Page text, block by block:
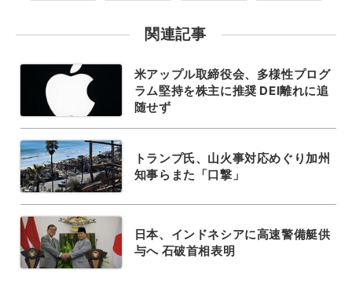
関連記事
米アップル取締役会、多様性プログ
ラム堅持を株主に推奨 DEI離れに追
随せず
トランプ氏、山火事対応めぐり加州
知事らまた「口撃」
日本、インドネシアに高速警備艇供
与へ 石破首相表明